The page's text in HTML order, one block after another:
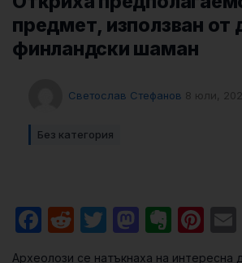
предмет, използван от
финландски шаман
Светослав Стефанов 8 юли,
Без категория
Facebook
RedditTwitter
Археолози се натъкнаха на интересна